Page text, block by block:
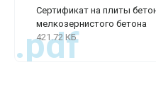
Сертификат на плиты
мелкозернистого бетона
421.72 КБ
.pdf